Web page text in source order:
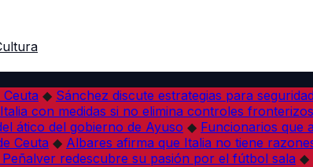
◆ Sánchez discute estrategias para
con medidas si no elimina controles fronterizos
ático del gobierno de Ayuso ◆ Funcionarios que
Ceuta ◆ Albares afirma que Italia no tiene
redescubre su pasión por el fútbol sala ◆